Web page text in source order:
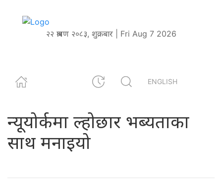
२२ श्रावण २०८३, शुक्रबार | Fri Aug 7 2026
ENGLISH
न्यूयोर्कमा ल्होछार भब्यताका
साथ मनाइयो